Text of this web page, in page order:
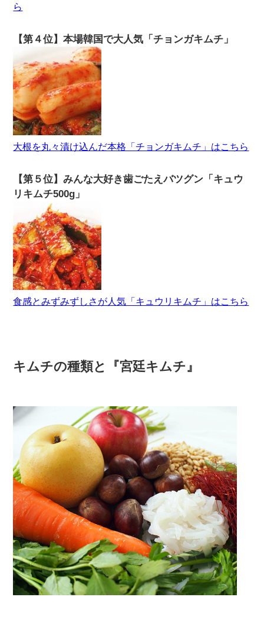
ら
【第４位】本場韓国で大人気「チョンガキムチ」
大根を丸々漬け込んだ本格「チョンガキムチ」はこちら
【第５位】みんな大好き歯ごたえバツグン「キュウ
リキムチ500g」
食感とみずみずしさが人気「キュウリキムチ」はこちら
キムチの種類と『宮廷キムチ』